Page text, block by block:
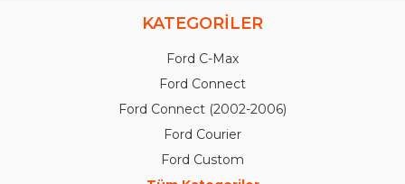
KATEGORİLER
Ford C-Max
Ford Connect
Ford Connect (2002-2006)
Ford Courier
Ford Custom